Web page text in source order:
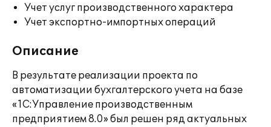
Учет услуг производственного характера
Учет экспортно-импортных операций
Описание
В результате реализации проекта по
автоматизации бухгалтерского учета на базе
«1С:Управление производственным
предприятием 8.0» был решен ряд актуальных